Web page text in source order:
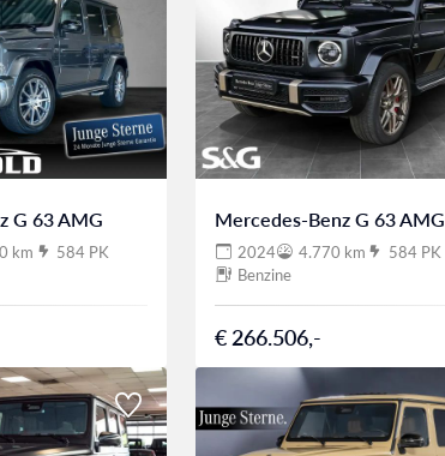
G 63 AMG
km
584 PK
Mercedes-Benz G 63 AMG
2024 4.770 km
584 PK
Benzine
€ 266.506,-